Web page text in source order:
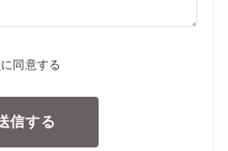
に同意する